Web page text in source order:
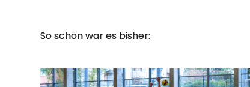
So schön war es bisher: